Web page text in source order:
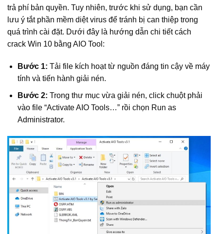
trả phí bản quyền. Tuy nhiên, trước khi sử dụng, bạn cần
lưu ý tắt phần mềm diệt virus để tránh bị can thiệp trong
quá trình cài đặt. Dưới đây là hướng dẫn chi tiết cách
crack Win 10 bằng AIO Tool:
Bước 1: Tải file kích hoạt từ nguồn đáng tin cậy về máy
tính và tiến hành giải nén.
Bước 2: Trong thư mục vừa giải nén, click chuột phải
vào file “Activate AIO Tools…” rồi chọn Run as
Administrator.